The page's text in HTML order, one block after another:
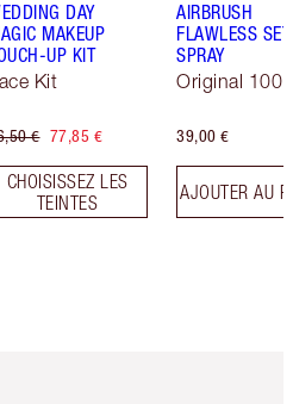
DAY
MAKEUP
UP KIT
Kit
€ 77,85 €
CHOISISSEZ LES
TEINTES
AIRBRUSH
FLAWLESS
SPRAY
Original 100
39,00 €
AJOUTER AU